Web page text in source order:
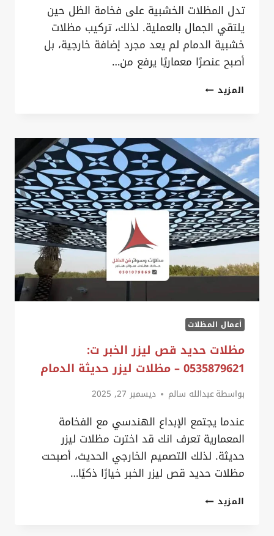
تدل المظلات الخشبية على فخامة الظل حين
يلتقي الجمال بالعملية. لذلك، تركيب مظلات
خشبية الدمام لم يعد مجرد إضافة خارجية، بل
أصبح عنصرًا معماريًا يرفع من…
المزيدتركيب
الدمام
ت:
0535879621
–
تصميم
مظلات
خشبية
أعمال المظلات
مظلات حديد قص ليزر الخبر ت:
0535879621 – مظلات ليزر حديثة الدمام
بواسطةعبدالله سالم ديسمبر 27, 2025
عندما يجتمع الإبداع الهندسي مع الفخامة
المعمارية تعرف انك قد اخترت مظلات ليزر
حديثة. لذلك التصميم الخارجي الحديث، أصبحت
مظلات حديد قص ليزر الخبر خيارًا ذكيًا…
المزيدمظلات